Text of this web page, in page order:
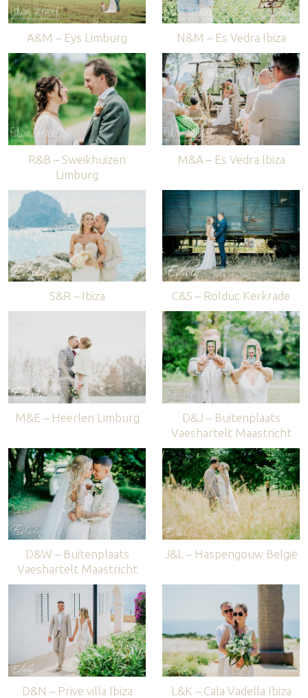
A&M – Eys Limburg N&M – Es Vedra Ibiza
R&B – Sweikhuizen
Limburg
M&A – Es Vedra Ibiza
S&R – Ibiza C&S – Rolduc Kerkrade
M&E – Heerlen Limburg
D&J – Buitenplaats
Vaeshartelt Maastricht
D&W – Buitenplaats
Vaeshartelt Maastricht
J&L – Haspengouw België
D&N – Prive villa Ibiza L&K – Cala Vadella Ibiza